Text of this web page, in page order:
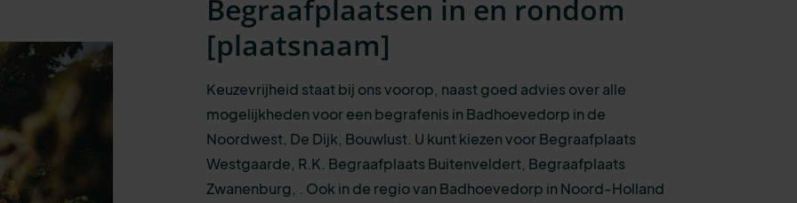
Begraafplaatsen in en rondom
[plaatsnaam]
Keuzevrijheid staat bij ons voorop, naast goed advies over alle
mogelijkhedenvoor een begrafenis in Badhoevedorp in de
Noordwest, De Dijk, Bouwlust. U kunt kiezen voorBegraafplaats
Westgaarde, R.K. Begraafplaats Buitenveldert, Begraafplaats
Zwanenburg, . Ook in de regio van Badhoevedorp in Noord-Holland